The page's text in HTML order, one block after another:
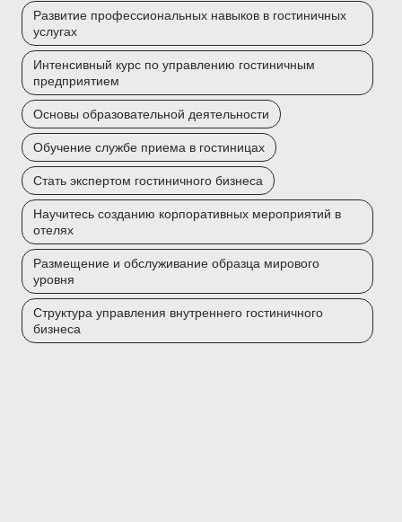
Развитие профессиональных навыков в гостиничных
услугах
Интенсивный курс по управлению гостиничным
предприятием
Основы образовательной деятельности
Обучение службе приема в гостиницах
Стать экспертом гостиничного бизнеса
Научитесь созданию корпоративных мероприятий в
отелях
Размещение и обслуживание образца мирового
уровня
Структура управления внутреннего гостиничного
бизнеса